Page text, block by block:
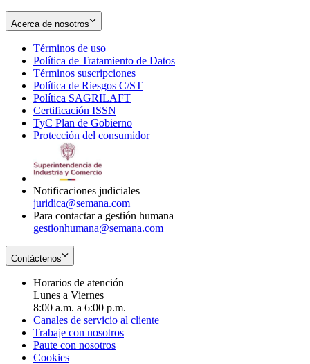
Acerca de nosotros
Términos de uso
in
new
window
Política de Tratamiento de Datos
Términos suscripciones
in
Política de Riesgos C/ST
Política SAGRILAFT
new
window
Certificación ISSN
in
new
TyC Plan de Gobierno
in
Protección del consumidorOpens
Notificaciones judiciales
juridica@semana.com
Para contactar a gestión humana
gestionhumana@semana.com
Contáctenos
Horarios de atención
Lunes a Viernes
8:00 a.m. a 6:00 p.m.
Canales de servicio al cliente
Trabaje con nosotros
Paute con nosotros
Cookies